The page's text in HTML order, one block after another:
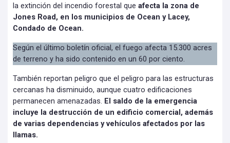
la extinción del incendio forestal que afecta la zona de
Jones Road, en los municipios de Ocean y Lacey,
Condado de Ocean.
Según el último boletín oficial, el fuego afecta 15.300 acres
de terreno y ha sido contenido en un 60 por ciento.
También reportan peligro que el peligro para las estructuras
cercanas ha disminuido, aunque cuatro edificaciones
permanecen amenazadas. El saldo de la emergencia
incluye la destrucción de un edificio comercial, además
de varias dependencias y vehículos afectados por las
llamas.